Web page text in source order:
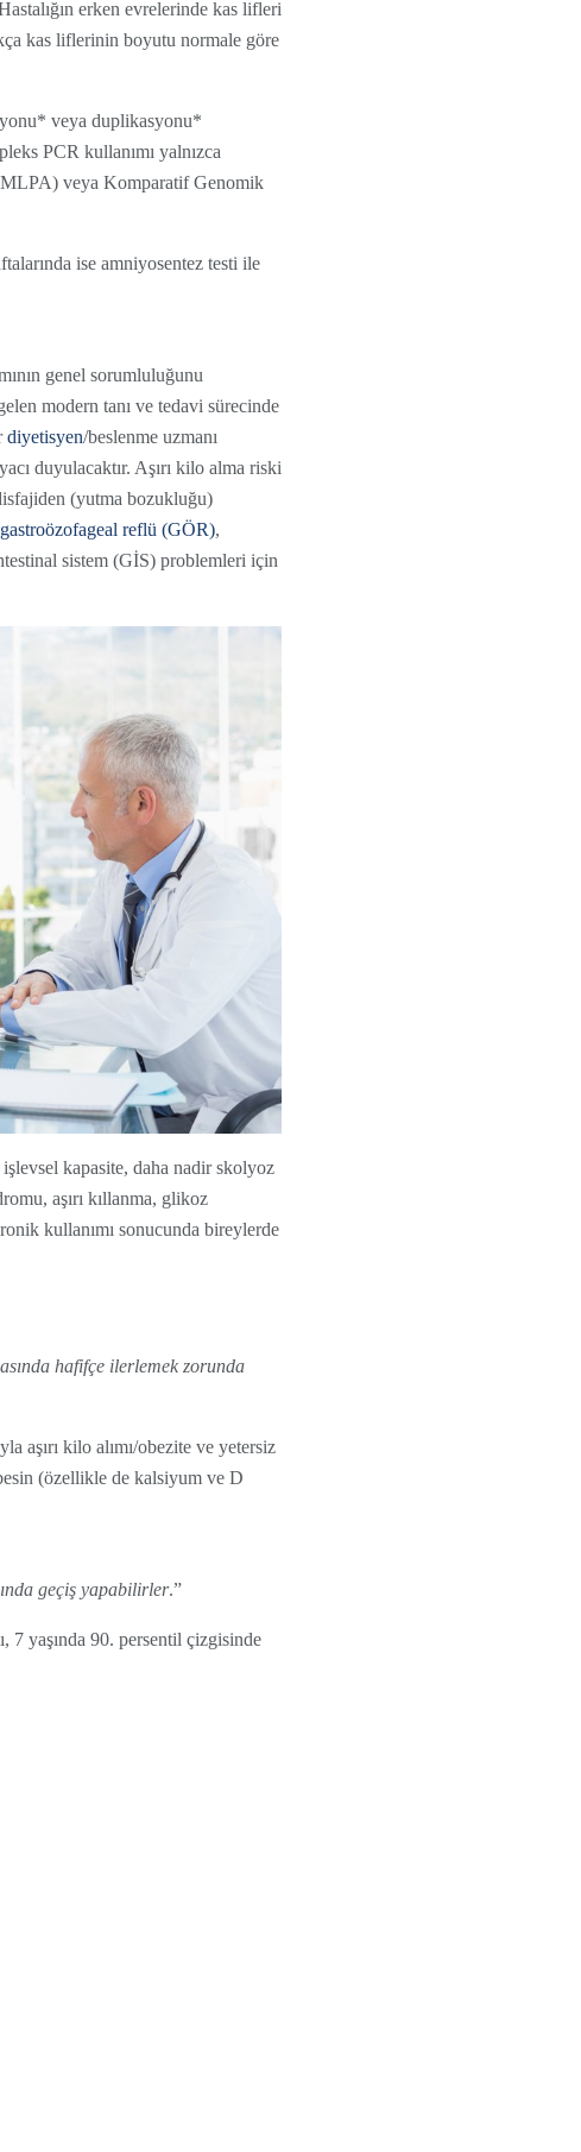
erken evrelerinde kas lifleri
kas liflerinin boyutu normale göre
veya duplikasyonu*
PCR kullanımı yalnızca
veya Komparatif Genomik
ise amniyosentez testi ile
genel sorumluluğunu
modern tanı ve tedavi sürecinde
diyetisyen/beslenme uzmanı
duyulacaktır. Aşırı kilo alma riski
(yutma bozukluğu)
gastroözofageal reflü (GÖR),
sistem (GİS) problemleri için
kapasite, daha nadir skolyoz
aşırı kıllanma, glikoz
kullanımı sonucunda bireylerde
hafifçe ilerlemek zorunda
aşırı kilo alımı/obezite ve yetersiz
(özellikle de kalsiyum ve D
geçiş yapabilirler.”
7 yaşında 90. persentil çizgisinde